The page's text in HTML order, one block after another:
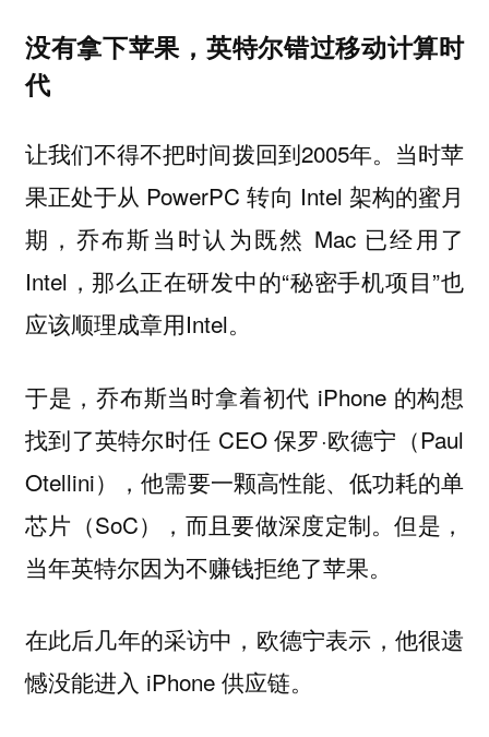
没有拿下苹果，英特尔错过移动计算时
代
让我们不得不把时间拨回到2005年。当时苹
果正处于从 PowerPC 转向 Intel 架构的蜜月
期，乔布斯当时认为既然 Mac 已经用了
Intel，那么正在研发中的“秘密手机项目”也
应该顺理成章用Intel。
于是，乔布斯当时拿着初代 iPhone 的构想
找到了英特尔时任 CEO 保罗·欧德宁（Paul
Otellini），他需要一颗高性能、低功耗的单
芯片（SoC），而且要做深度定制。但是，
当年英特尔因为不赚钱拒绝了苹果。
在此后几年的采访中，欧德宁表示，他很遗
憾没能进入 iPhone 供应链。